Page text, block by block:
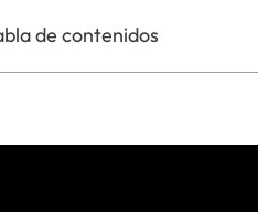
de contenidos